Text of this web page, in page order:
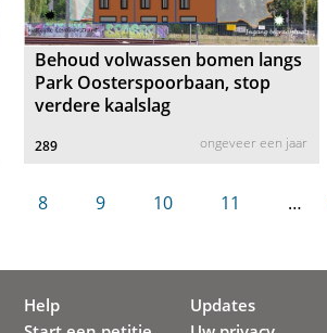
Behoud volwassen bomen langs
Park Oosterspoorbaan, stop
verdere kaalslag
289 ongeveer een jaar
8 9 10 11 …
Help
Updates